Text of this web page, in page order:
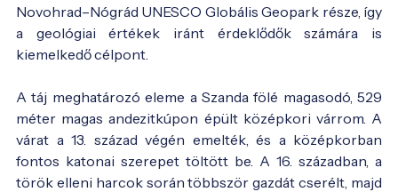
Novohrad–Nógrád UNESCO Globális Geopark része, így
a geológiai értékek iránt érdeklődők számára is
kiemelkedő célpont.
A táj meghatározó eleme a Szanda fölé magasodó, 529
méter magas andezitkúpon épült középkori várrom. A
várat a 13. század végén emelték, és a középkorban
fontos katonai szerepet töltött be. A 16. században, a
török elleni harcok során többször gazdát cserélt, majd